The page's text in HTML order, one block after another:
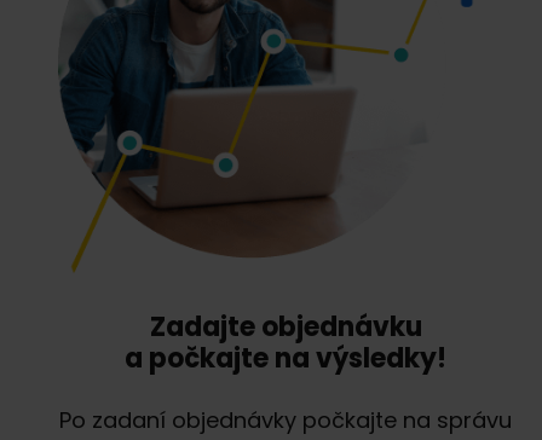
Zadajte objednávku
a počkajte na výsledky!
Po zadaní objednávky počkajte na správu